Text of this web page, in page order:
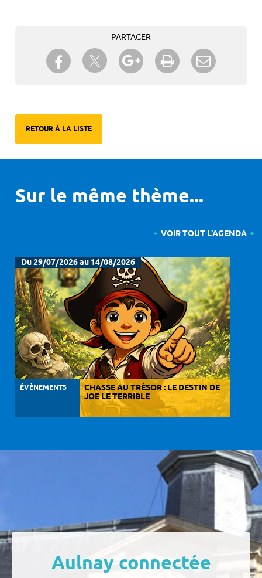
PARTAGER
Partager sur Facebook
Partager sur TwitterPartager sur Google+
Imprimer
RETOUR À LA LISTE
Sur le même thème...
VOIR TOUT L'AGENDA
Du 29/07/2026 au 14/08/2026
ÉVÈNEMENTS CHASSE AU TRÉSOR : LE DESTIN DE
JOE LE TERRIBLE
Aulnay connectée